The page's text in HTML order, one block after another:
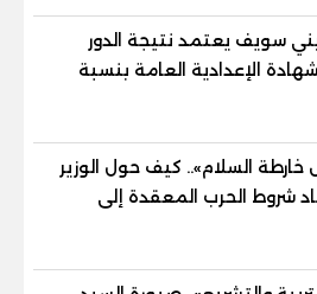
سويف يعتمد نتيجة الدور
الإعدادية العامة بنسبة
السلام».. كيف حول الوزير
شروط الحرب المعقدة إلى
للانسحاب والإعمار؟